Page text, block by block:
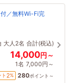
／無料Wi-Fi完
大人2名 合計(税込)
14,000円～
1名 7,000円～
ト 2% 280ポイント～